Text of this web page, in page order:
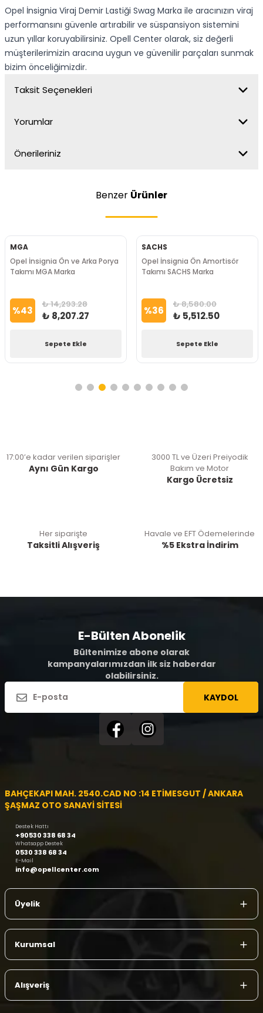
Opel İnsignia Viraj Demir Lastiği Swag Marka ile aracınızın viraj
performansını güvenle artırabilir ve süspansiyon sistemini
uzun yıllar koruyabilirsiniz. Opell Center olarak, siz değerli
müşterilerimizin aracına uygun ve güvenilir parçaları sunmak
bizim önceliğimizdir.
Taksit Seçenekleri
Yorumlar
Önerileriniz
Benzer Ürünler
MGA
Opel İnsignia Ön ve Arka Porya
Takımı MGA Marka
%43 ₺ 14,293.28
₺ 8,207.27
Sepete Ekle
SACHS
Opel İnsignia Ön Amortisör
Takımı SACHS Marka
%36 ₺ 8,580.00
₺ 5,512.50
Sepete Ekle
17:00’e kadar verilen siparişler
Aynı Gün Kargo
3000 TL ve Üzeri Preiyodik
Bakım ve Motor
Kargo Ücretsiz
Her siparişte
Taksitli Alışveriş
Havale ve EFT Ödemelerinde
%5 Ekstra İndirim
E-Bülten Abonelik
Bültenimize abone olarak
kampanyalarımızdan ilk siz haberdar
olabilirsiniz.
KAYDOL
BAHÇEKAPI MAH. 2540.CAD NO :14 ETİMESGUT / ANKARA
ŞAŞMAZ OTO SANAYİ SİTESİ
Destek Hattı
+90530 338 68 34
Whatsapp Destek
0530 338 68 34
E-Mail
info@opellcenter.com
Üyelik
Kurumsal
Alışveriş